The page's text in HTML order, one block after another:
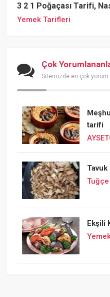
3 2 1 Poğaçası Tarifi,
Yemek Tarifleri
Çok
Sitemizde en çok
tarifi
Tavuk
Tuğçe
Ekşili